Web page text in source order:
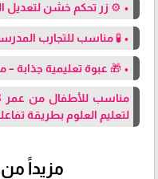
• ⚙️ زر تحكم خشن لتعديل
• 🧪 مناسب للتجارب
• 🎁 عبوة تعليمية جذابة –
لتعليم العلوم بطريقة
مزيداً من